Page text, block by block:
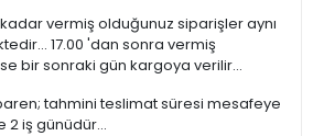
vermiş olduğunuz siparişler aynı
17.00 'dan sonra vermiş
bir sonraki gün kargoya verilir...
tahmini teslimat süresi mesafeye
2 iş günüdür...